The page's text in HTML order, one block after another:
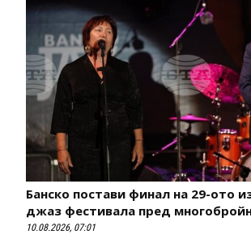
Банско постави финал на 29-ото
джаз фестивала пред
10.08.2026, 07:01